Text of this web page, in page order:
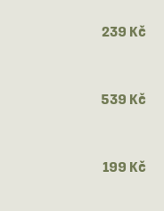
239 Kč
539 Kč
199 Kč